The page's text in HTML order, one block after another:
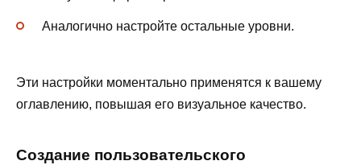
Аналогично настройте остальные уровни.
Эти настройки моментально применятся к вашему
оглавлению, повышая его визуальное качество.
Создание пользовательского